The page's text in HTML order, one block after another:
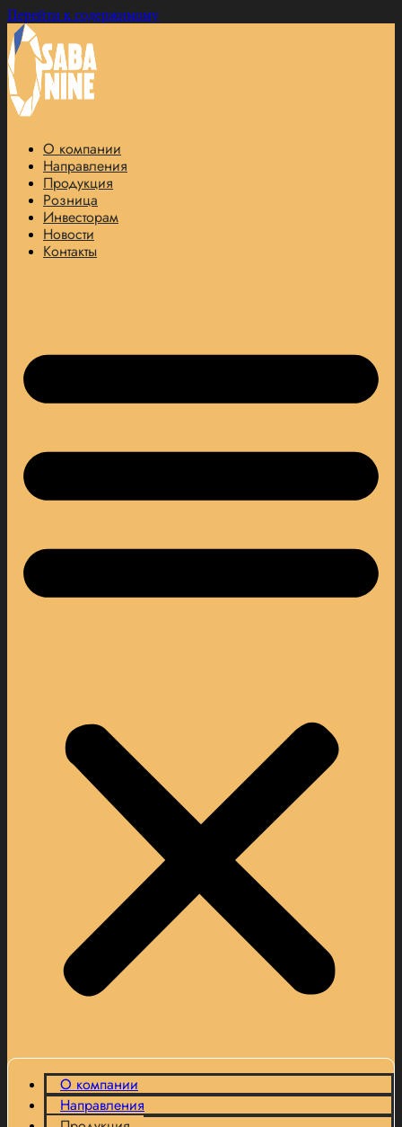
Перейти к содержимому
О компании
Направления
Продукция
Розница
Инвесторам
Новости
Контакты
О компании
Направления